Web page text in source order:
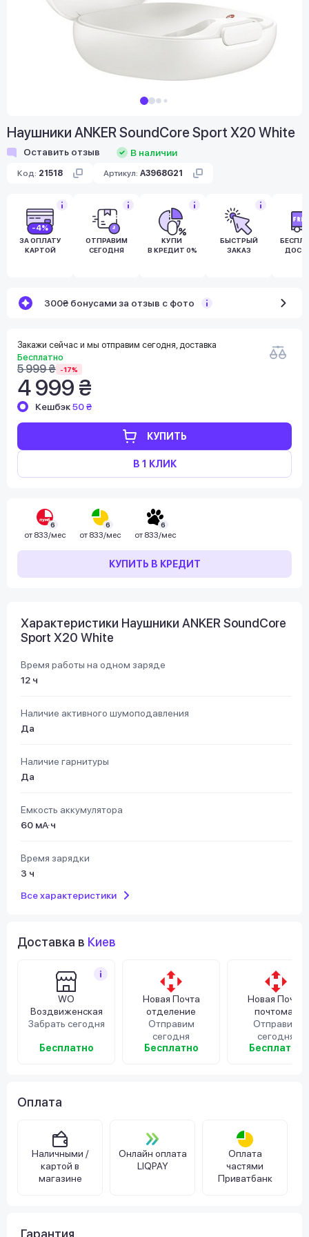
Наушники ANKER SoundCore Sport X20 White
Оставить отзыв В наличии
Код: 21518 Артикул: A3968G21
-4%
ЗА ОПЛАТУ
КАРТОЙ
ОТПРАВИМ
СЕГОДНЯ
КУПИ
В КРЕДИТ 0%
БЫСТРЫЙ
ЗАКАЗ
300₴ бонусами за отзыв с фото
Закажи сейчас и мы отправим сегодня, доставка
Бесплатно
5 999 ₴ -17%
4 999 ₴
КУПИТЬ
В 1 КЛИК
Кешбэк50 ₴
6
от 833/мес
6
от 833/мес
6
от 833/мес
КУПИТЬ В КРЕДИТ
Характеристики Наушники ANKER SoundCore
Sport X20 White
Время работы на одном заряде
12 ч
Наличие активного шумоподавления
Да
Наличие гарнитуры
Да
Емкость аккумулятора
60 мА·ч
Время зарядки
3 ч
Все характеристики
Доставка в Киев
WO
Воздвиженская
Забрать сегодня
Бесплатно
Новая Почта
отделение
Отправим
сегодня
Бесплатно
Новая Почта
почтомат
Отправим
сегодня
Бесплатно
Оплата
Наличными /
картой в
магазине
Онлайн оплата
LIQPAY
Оплата
частями
Приватбанк
Гарантия